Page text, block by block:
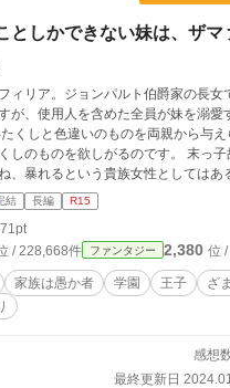
としかできない妹は、ザマ
ィリア。ジョンパルト伯爵家の長女
が、使用人を含めた全員が妹を溺愛
くしと色違いのものを両親から与
しのものを欲しがるのです。 末っ
、暴れるという貴族女性としてはあ
手に入らないものはないと考えてい
ましい性根を持つ妹ですから、いつ
されてしまい、たとえ嘘であったと
ら数年が経ち、学園に入学できる年齢
は―― ｎ番煎じのよくある妹が姉からものを
奪うことしかしない
結 長編 R15
71pt
/ 228,668件 ファンタジー 2,380 位
家族は愚か者 学園 王子 ざ
感想
最終更新日